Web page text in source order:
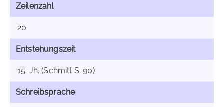
Zeilenzahl
20
Entstehungszeit
15. Jh. (Schmitt S. 90)
Schreibsprache